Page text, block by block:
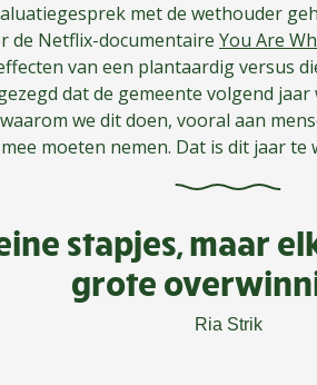
met de wethouder
de Netflix-documentaire You Are
van een plantaardig versus
dat de gemeente volgend jaar
we dit doen, vooral aan
moeten nemen. Dat is dit jaar te
Ria Strik
stapjes, maar
grote